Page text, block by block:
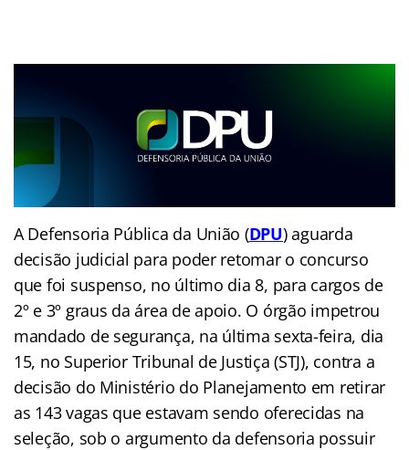
A Defensoria Pública da União (DPU)aguarda
decisão judicial para poder retomar o concurso
que foi suspenso, no último dia 8, para cargos de
2º e 3º graus da área de apoio. O órgão impetrou
mandado de segurança, na última sexta-feira, dia
15, no Superior Tribunal de Justiça (STJ), contra a
decisão do Ministério do Planejamento em retirar
as 143 vagas que estavam sendo oferecidas na
seleção, sob o argumento da defensoria possuir